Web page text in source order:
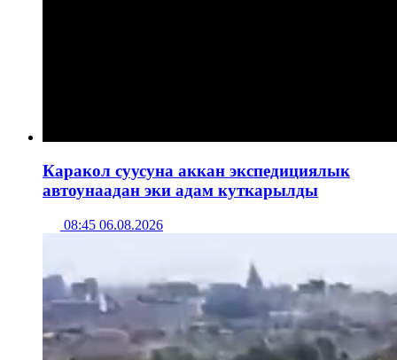
Каракол суусуна аккан экспедициялык
автоунаадан эки адам куткарылды
08:45 06.08.2026